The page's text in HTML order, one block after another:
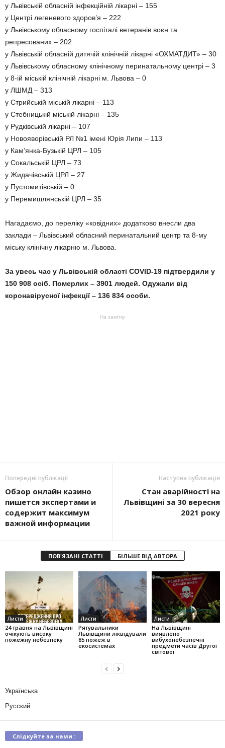
у Львівській обласній інфекційній лікарні – 155
у Центрі легеневого здоров’я – 222
у Львівському обласному госпіталі ветеранів воєн та
репресованих – 202
у Львівській обласній дитячій клінічній лікарні «ОХМАТДИТ» – 30
у Львівському обласному клінічному перинатальному центрі – 3
у 8-ій міській клінічній лікарні м. Львова – 0
у ЛШМД – 313
у Стрийській міській лікарні – 113
у Стебницькій міській лікарні – 135
у Рудківській лікарні – 107
у Новояворівській РЛ №1 імені Юрія Липи – 113
у Кам’янка-Бузькій ЦРЛ – 105
у Сокальській ЦРЛ – 73
у Жидачівській ЦРЛ – 27
у Пустомитівській – 0
у Перемишлянській ЦРЛ – 35
Нагадаємо, до переліку «ковідних» додатково внесли два
заклади – Львівський обласний перинатальний центр та 8-му
міську клінічну лікарню м. Львова.
За увесь час у Львівській області COVID-19 підтвердили у
150 908 осіб. Померлих – 3901 людей. Одужали від
коронавірусної інфекції – 136 834 особи.
На замітку
Попередні публікації
Обзор онлайн казино
пишется экспертами и
содержит максимум
важной информации
Наступна публікація
Стан аварійності на
Львівщині за 30 вересня
2021 року
ПОВ'ЯЗАНІ СТАТТІ БІЛЬШЕ ВІД АВТОРА
Листи
24 травня на Львівщині
очікують високу
пожежну небезпеку
Листи
Рятувальники
Львівщини ліквідували
85 пожеж в
екосистемах
Листи
На Львівщині
виявлено
вибухонебезпечні
предмети часів Другої
світової
Українська
Русский
Слідкуйте за нами :